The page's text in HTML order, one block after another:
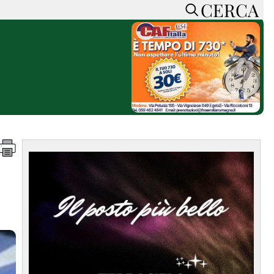
CERCA
ACCEDI o REGISTRATI
CONTATTI
SOSTIENI LA PRESSA
CONOSCI LA PRESSA
PRIVACY POLICY
FEED RSS
MAPPA DEL SITO
NORMATIVE
DEONTOLOGICHE
CERCA